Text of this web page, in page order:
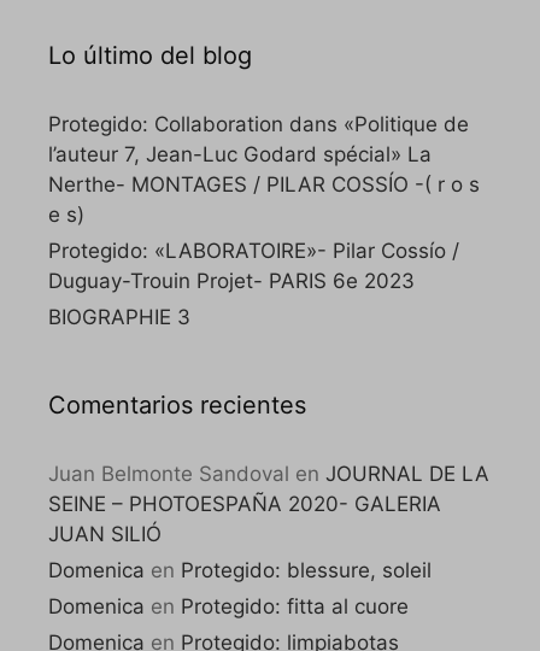
Lo último del blog
Protegido: Collaboration dans «Politique de
l’auteur 7, Jean-Luc Godard spécial» La
Nerthe- MONTAGES / PILAR COSSÍO -( r o s
e s)
Protegido: «LABORATOIRE»- Pilar Cossío /
Duguay-Trouin Projet- PARIS 6e 2023
BIOGRAPHIE 3
Comentarios recientes
Juan Belmonte Sandoval en JOURNAL DE LA
SEINE – PHOTOESPAÑA 2020- GALERIA
JUAN SILIÓ
Domenica en Protegido: blessure, soleil
Domenica en Protegido: fitta al cuore
Domenica en Protegido: limpiabotas